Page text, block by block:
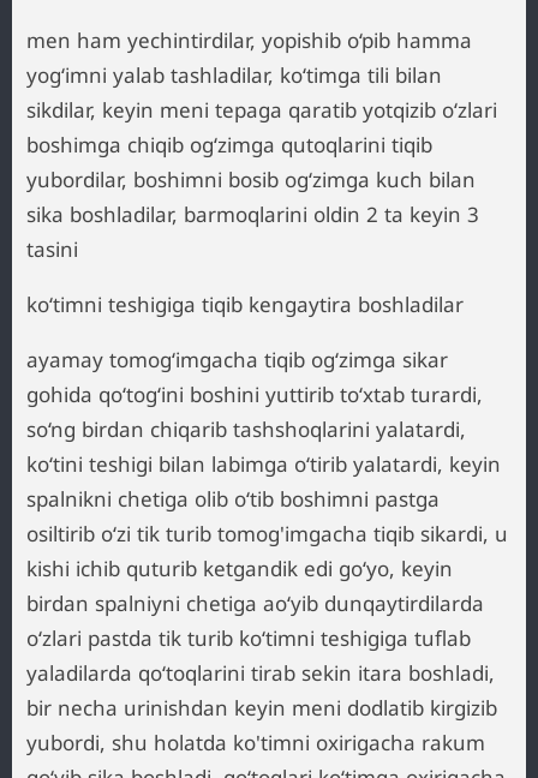
men ham yechintirdilar, yopishib o‘pib hamma
yog‘imni yalab tashladilar, ko‘timga tili bilan
sikdilar, keyin meni tepaga qaratib yotqizib o‘zlari
boshimga chiqib og‘zimga qutoqlarini tiqib
yubordilar, boshimni bosib og‘zimga kuch bilan
sika boshladilar, barmoqlarini oldin 2 ta keyin 3
tasini
ko‘timni teshigiga tiqib kengaytira boshladilar
ayamay tomog‘imgacha tiqib og‘zimga sikar
gohida qo‘tog‘ini boshini yuttirib to‘xtab turardi,
so‘ng birdan chiqarib tashshoqlarini yalatardi,
ko‘tini teshigi bilan labimga o‘tirib yalatardi, keyin
spalnikni chetiga olib o‘tib boshimni pastga
osiltirib o‘zi tik turib tomog'imgacha tiqib sikardi, u
kishi ichib quturib ketgandik edi go‘yo, keyin
birdan spalniyni chetiga ao‘yib dunqaytirdilarda
o‘zlari pastda tik turib ko‘timni teshigiga tuflab
yaladilarda qo‘toqlarini tirab sekin itara boshladi,
bir necha urinishdan keyin meni dodlatib kirgizib
yubordi, shu holatda ko'timni oxirigacha rakum